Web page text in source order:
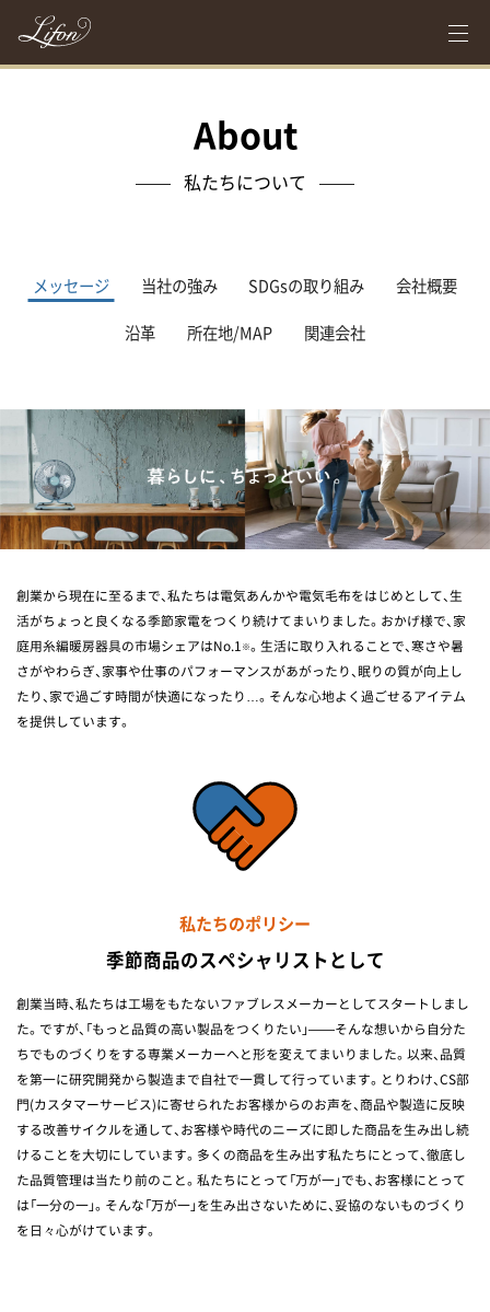
About
私たちについて
メッセージ 当社の強み SDGsの取り組み
会社概要
沿革
所在地/MAP 関連会社
創業から現在に至るまで、私たちは電気あんかや電気毛布をはじめとして、生
活がちょっと良くなる季節家電をつくり続けてまいりました。おかげ様で、家
庭用糸編暖房器具の市場シェアはNo.1※。生活に取り入れることで、寒さや暑
さがやわらぎ、家事や仕事のパフォーマンスがあがったり、眠りの質が向上し
たり、家で過ごす時間が快適になったり…。そんな心地よく過ごせるアイテム
を提供しています。
私たちのポリシー
季節商品のスペシャリストとして
創業当時、私たちは工場をもたないファブレスメーカーとしてスタートしまし
た。ですが、「もっと品質の高い製品をつくりたい」――そんな想いから自分た
ちでものづくりをする専業メーカーへと形を変えてまいりました。以来、品質
を第一に研究開発から製造まで自社で一貫して行っています。とりわけ、CS部
門(カスタマーサービス)に寄せられたお客様からのお声を、商品や製造に反映
する改善サイクルを通して、お客様や時代のニーズに即した商品を生み出し続
けることを大切にしています。多くの商品を生み出す私たちにとって、徹底し
た品質管理は当たり前のこと。私たちにとって「万が一」でも、お客様にとって
は「一分の一」。そんな「万が一」を生み出さないために、妥協のないものづくり
を日々心がけています。